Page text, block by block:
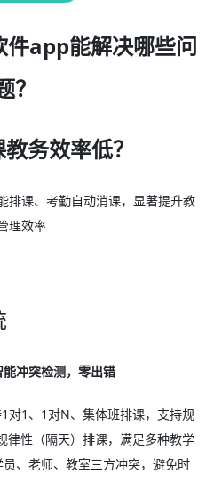
件app能解决哪些问
？
务效率低？
排课、考勤自动消课，显著提升教
理效率
冲突检测，零出错
对1、1对N、集体班排课，支持规
律性（隔天）排课，满足多种教学
、老师、教室三方冲突，避免时